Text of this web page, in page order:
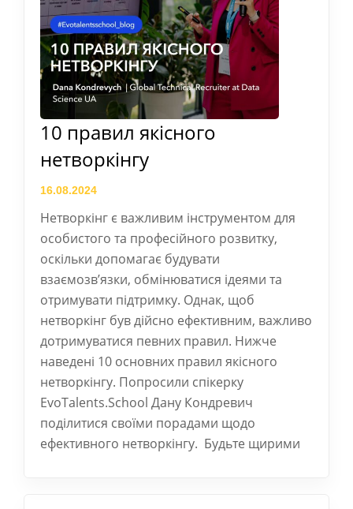
10 правил якісного
нетворкінгу
16.08.2024
Нетворкінг є важливим інструментом для
особистого та професійного розвитку,
оскільки допомагає будувати
взаємозв’язки, обмінюватися ідеями та
отримувати підтримку. Однак, щоб
нетворкінг був дійсно ефективним, важливо
дотримуватися певних правил. Нижче
наведені 10 основних правил якісного
нетворкінгу. Попросили спікерку
EvoTalents.School Дану Кондревич
поділитися своїми порадами щодо
ефективного нетворкінгу. Будьте щирими